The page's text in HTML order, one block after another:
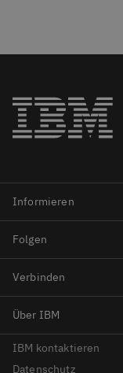
IBM kontaktieren
Datenschutz